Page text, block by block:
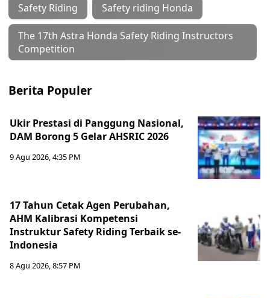
Safety Riding Safety riding Honda
The 17th Astra Honda Safety Riding Instructors
Competition
Berita Populer
Ukir Prestasi di Panggung Nasional,
DAM Borong 5 Gelar AHSRIC 2026
9 Agu 2026, 4:35 PM
17 Tahun Cetak Agen Perubahan,
AHM Kalibrasi Kompetensi
Instruktur Safety Riding Terbaik se-
Indonesia
8 Agu 2026, 8:57 PM